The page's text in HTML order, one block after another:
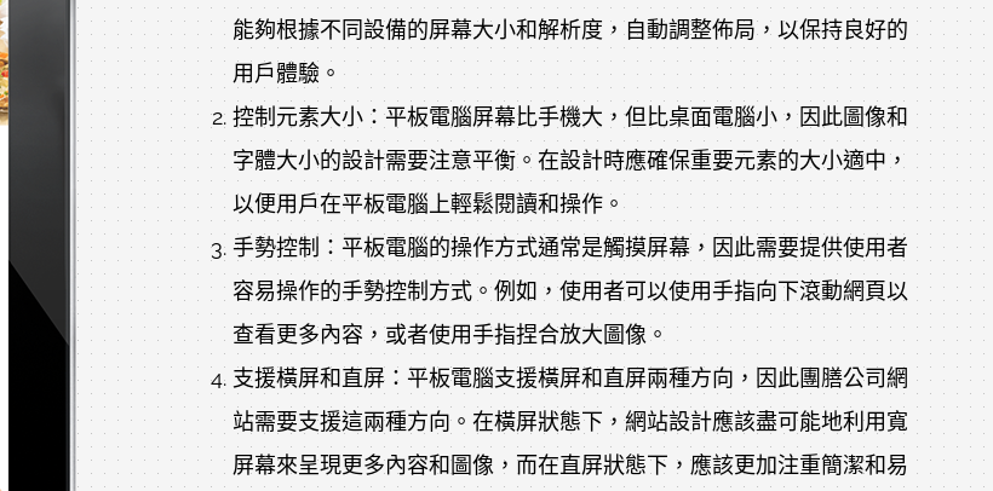
能夠根據不同設備的屏幕大小和解析度，自動調整佈局，以保持良好的
用戶體驗。
控制元素大小：平板電腦屏幕比手機大，但比桌面電腦小，因此圖像和
字體大小的設計需要注意平衡。在設計時應確保重要元素的大小適中，
以便用戶在平板電腦上輕鬆閱讀和操作。
手勢控制：平板電腦的操作方式通常是觸摸屏幕，因此需要提供使用者
容易操作的手勢控制方式。例如，使用者可以使用手指向下滾動網頁以
查看更多內容，或者使用手指捏合放大圖像。
支援橫屏和直屏：平板電腦支援橫屏和直屏兩種方向，因此團膳公司網
站需要支援這兩種方向。在橫屏狀態下，網站設計應該盡可能地利用寬
屏幕來呈現更多內容和圖像，而在直屏狀態下，應該更加注重簡潔和易